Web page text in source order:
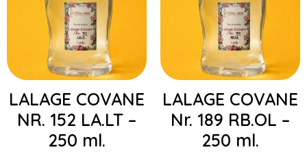
LALAGE COVANE
NR. 152 LA.LT –
250 ml.
LALAGE COVANE
Nr. 189 RB.OL –
250 ml.